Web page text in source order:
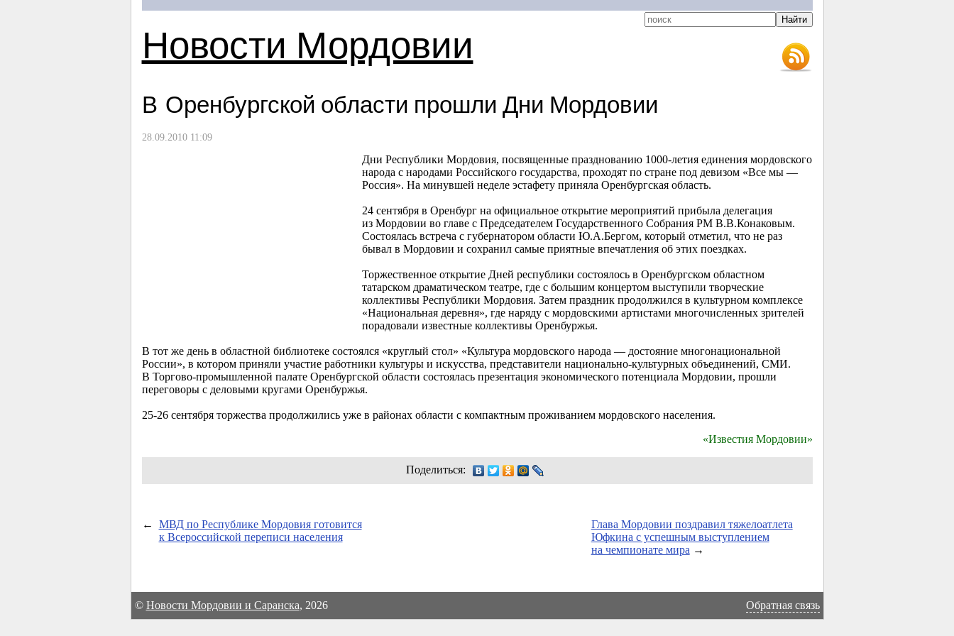
Новости Мордовии
В Оренбургской области прошли Дни Мордовии
28.09.2010 11:09
Дни Республики Мордовия, посвященные празднованию 1000-летияединения мордовского
народа с народами Российского государства, проходят по стране под девизом «Все мы —
Россия». На минувшей неделе эстафету приняла Оренбургская область.
24 сентября в Оренбург на официальное открытие мероприятий прибыла делегация
из Мордовии во главе с Председателем Государственного Собрания РМ В.В.Конаковым.
Состоялась встреча с губернатором области Ю.А.Бергом, который отметил, что не раз
бывал в Мордовии и сохранил самые приятные впечатления об этих поездках.
Торжественное открытие Дней республики состоялось в Оренбургском областном
татарском драматическом театре, где с большим концертом выступили творческие
коллективы Республики Мордовия. Затем праздник продолжился в культурном комплексе
«Национальная деревня», где наряду с мордовскими артистами многочисленных зрителей
порадовали известные коллективы Оренбуржья.
В тот же день в областной библиотеке состоялся «круглый стол» «Культура мордовского народа — достояние многонациональной
России», в котором приняли участие работники культуры и искусства, представители национально-культурных объединений, СМИ.
В Торгово-промышленной палате Оренбургской области состоялась презентация экономического потенциала Мордовии, прошли
переговоры с деловыми кругами Оренбуржья.
25-26сентября торжества продолжились уже в районах области с компактным проживанием мордовского населения.
«Известия Мордовии»
Поделиться:
←
МВД по Республике Мордовия готовится
к Всероссийской переписи населения
Глава Мордовии поздравил тяжелоатлета
Юфкина с успешным выступлением
на чемпионате мира →
© Новости Мордовии и Саранска, 2026 Обратная связь